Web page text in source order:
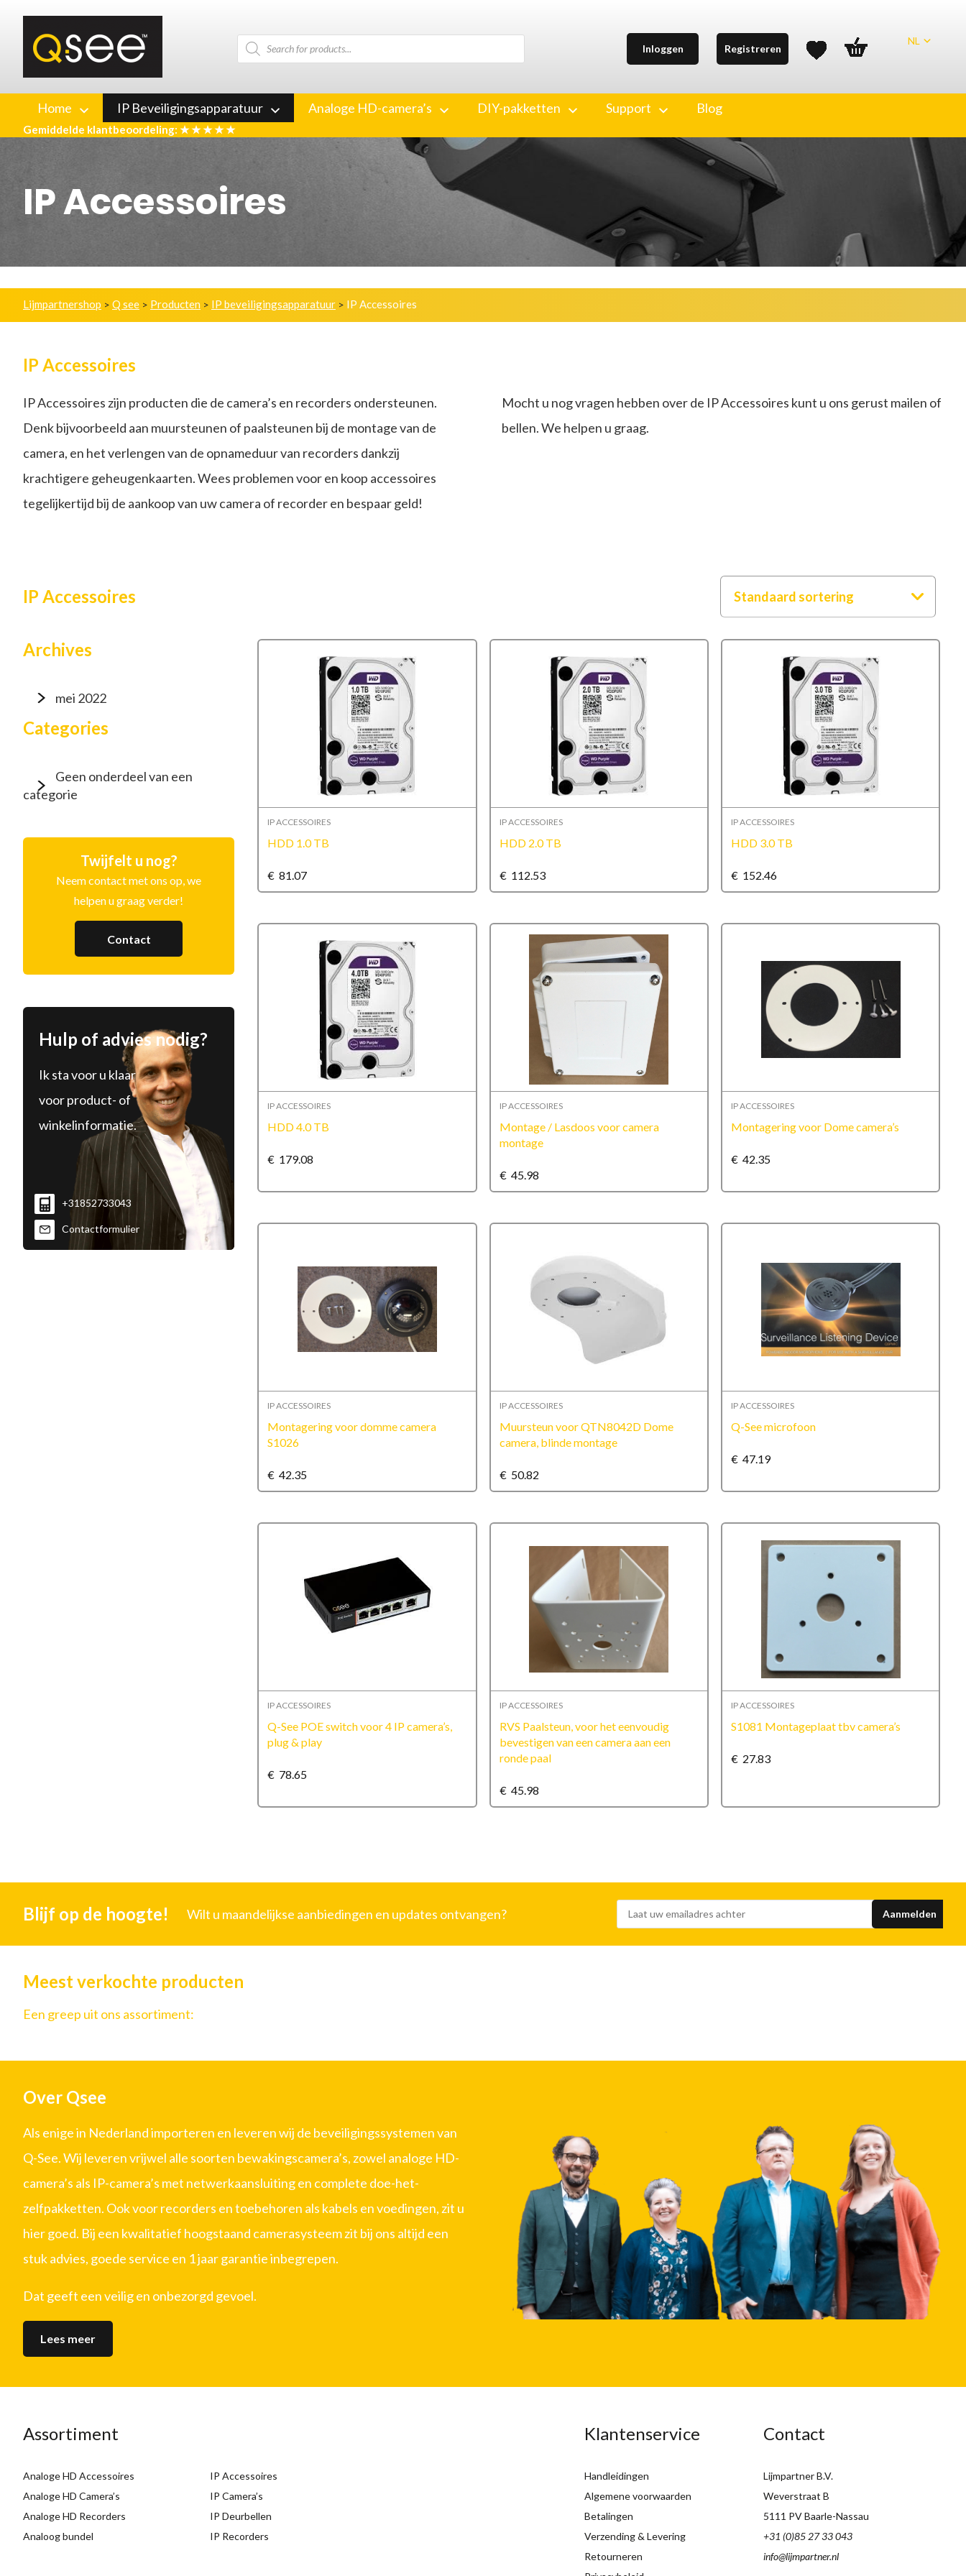
Producten
zoeken
Inloggen Registreren
NL
Home IP Beveiligingsapparatuur Analoge HD-camera’s DIY-pakketten Support Blog
Gemiddelde klantbeoordeling: ★ ★ ★ ★ ★
IP Accessoires
Lijmpartnershop > Q see > Producten > IP beveiligingsapparatuur > IP Accessoires
IP Accessoires
IP Accessoires zijn producten die de camera’s en recorders ondersteunen.
Denk bijvoorbeeld aan muursteunen of paalsteunen bij de montage van de
camera, en het verlengen van de opnameduur van recorders dankzij
krachtigere geheugenkaarten. Wees problemen voor en koop accessoires
tegelijkertijd bij de aankoop van uw camera of recorder en bespaar geld!
Mocht u nog vragen hebben over de IP Accessoires kunt u ons gerust mailen of
bellen. We helpen u graag.
IP Accessoires Standaard sortering
Archives
mei 2022
Categories
Geen onderdeel van een
categorie
Twijfelt u nog?
Neem contact met ons op, we
helpen u graag verder!
Contact
Hulp of advies nodig?
Ik sta voor u klaar
voor product- of
winkelinformatie.
+31852733043
Contactformulier
IP ACCESSOIRES
HDD 1.0 TB
€ 81.07
IP ACCESSOIRES
HDD 2.0 TB
€ 112.53
IP ACCESSOIRES
HDD 3.0 TB
€ 152.46
IP ACCESSOIRES
HDD 4.0 TB
€ 179.08
IP ACCESSOIRES
Montage / Lasdoos voor camera
montage
€ 45.98
IP ACCESSOIRES
Montagering voor Dome camera’s
€ 42.35
IP ACCESSOIRES
Montagering voor domme camera
S1026
€ 42.35
IP ACCESSOIRES
Muursteun voor QTN8042D Dome
camera, blinde montage
€ 50.82
IP ACCESSOIRES
Q-See microfoon
€ 47.19
IP ACCESSOIRES
Q-See POE switch voor 4 IP camera’s,
plug & play
€ 78.65
IP ACCESSOIRES
RVS Paalsteun, voor het eenvoudig
bevestigen van een camera aan een
ronde paal
€ 45.98
IP ACCESSOIRES
S1081 Montageplaat tbv camera’s
€ 27.83
Blijf op de hoogte! Wilt u maandelijkse aanbiedingen en updates ontvangen?
Meest verkochte producten
Een greep uit ons assortiment:
Over Qsee
Als enige in Nederland importeren en leveren wij de beveiligingssystemen van
Q-See. Wij leveren vrijwel alle soorten bewakingscamera’s, zowel analoge HD-
camera’s als IP-camera’s met netwerkaansluiting en complete doe-het-
zelfpakketten. Ook voor recorders en toebehoren als kabels en voedingen, zit u
hier goed. Bij een kwalitatief hoogstaand camerasysteem zit bij ons altijd een
stuk advies, goede service en 1 jaar garantie inbegrepen.
Dat geeft een veilig en onbezorgd gevoel.
Lees meer
Assortiment
Analoge HD Accessoires
Analoge HD Camera’s
Analoge HD Recorders
Analoog bundel
IP Accessoires
IP Camera’s
IP Deurbellen
IP Recorders
Klantenservice
Handleidingen
Algemene voorwaarden
Betalingen
Verzending & Levering
Retourneren
Contact
Lijmpartner B.V.
Weverstraat B
5111 PV Baarle-Nassau
+31 (0)85 27 33 043
info@lijmpartner.nl